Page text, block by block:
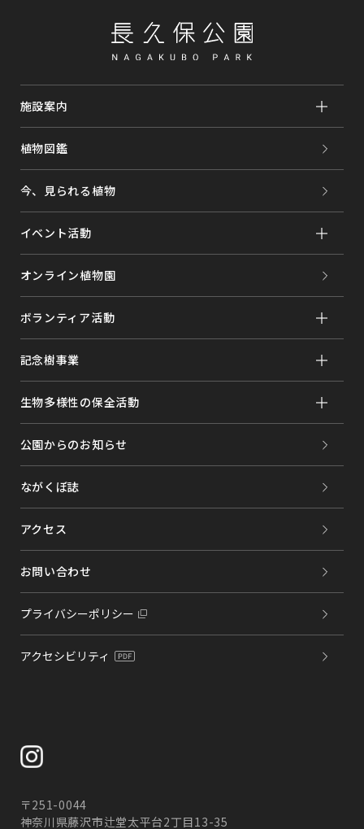
施設案内
植物図鑑
今、見られる植物
イベント活動
オンライン植物園
ボランティア活動
記念樹事業
生物多様性の保全活動
公園からのお知らせ
ながくぼ誌
アクセス
お問い合わせ
プライバシーポリシー
アクセシビリティ
〒251-0044
神奈川県藤沢市辻堂太平台2丁目13-35